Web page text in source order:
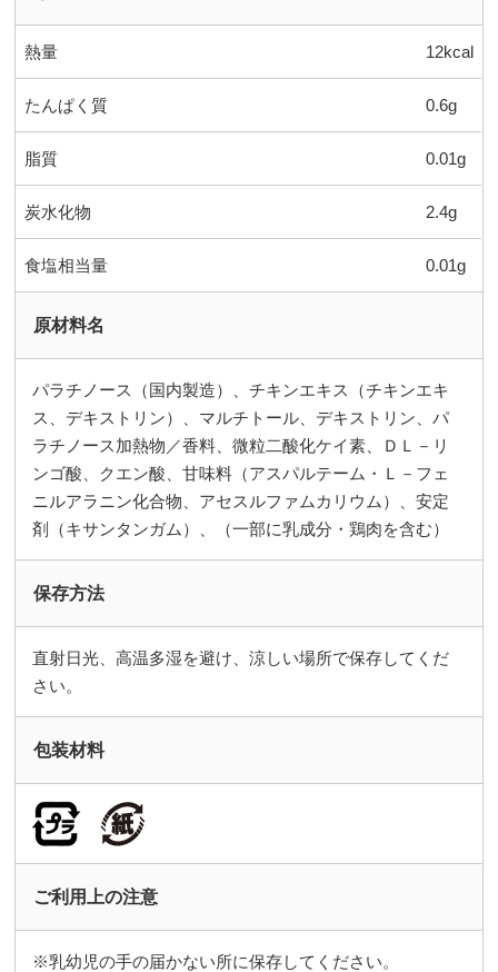
熱量 12kcal
たんぱく質 0.6g
脂質 0.01g
炭水化物 2.4g
食塩相当量 0.01g
原材料名
パラチノース（国内製造）、チキンエキス（チキンエキ
ス、デキストリン）、マルチトール、デキストリン、パ
ラチノース加熱物／香料、微粒二酸化ケイ素、ＤＬ－リ
ンゴ酸、クエン酸、甘味料（アスパルテーム・Ｌ－フェ
ニルアラニン化合物、アセスルファムカリウム）、安定
剤（キサンタンガム）、（一部に乳成分・鶏肉を含む）
保存方法
直射日光、高温多湿を避け、涼しい場所で保存してくだ
さい。
包装材料
ご利用上の注意
※乳幼児の手の届かない所に保存してください。